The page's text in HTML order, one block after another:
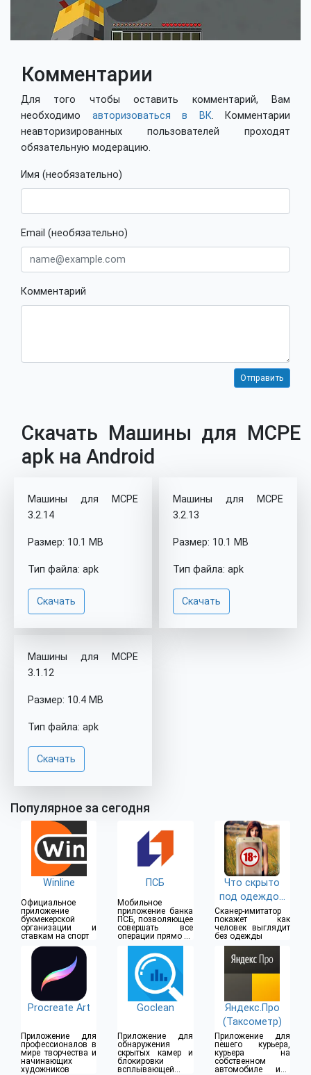
Комментарии
Для того чтобы оставить комментарий, Вам
необходимо авторизоваться в ВК. Комментарии
неавторизированных пользователей проходят
обязательную модерацию.
Имя (необязательно)
Email (необязательно)
Комментарий
Скачать Машины для MCPE
apk на Android
Машины для MCPE
3.2.14
Размер: 10.1 MB
Тип файла: apk
Скачать
Машины для MCPE
3.2.13
Размер: 10.1 MB
Тип файла: apk
Скачать
Машины для MCPE
3.1.12
Размер: 10.4 MB
Тип файла: apk
Скачать
Популярное за сегодня
Winline
Официальное
приложение
букмекерской
организации и
ставкам на спорт
ПСБ
Мобильное
приложение банка
ПСБ, позволяющее
совершать все
операции прямо из
дома
Что скрыто
под одеждой
(18+)
Сканер-имитатор
покажет как
человек выглядит
без одежды
Procreate Art
Приложение для
профессионалов в
мире творчества и
начинающих
художников
Goclean
Приложение для
обнаружения
скрытых камер и
блокировки
всплывающей
Яндекс.Про
(Таксометр)
Приложение для
пешего курьера,
курьера на
собственном
автомобиле или